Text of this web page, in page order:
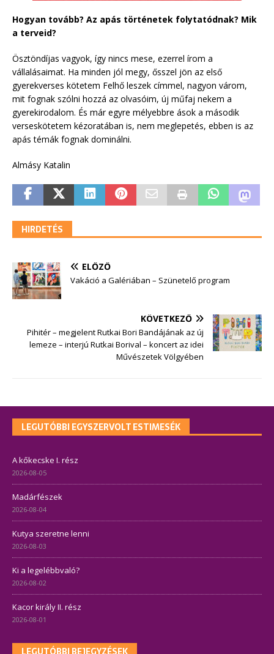
Hogyan tovább? Az apás történetek folytatódnak? Mik
a terveid?
Ösztöndíjas vagyok, így nincs mese, ezerrel írom a
vállalásaimat. Ha minden jól megy, ősszel jön az első
gyerekverses kötetem Felhő leszek címmel, nagyon várom,
mit fognak szólni hozzá az olvasóim, új műfaj nekem a
gyerekirodalom. És már egyre mélyebbre ások a második
verseskötetem kézoratában is, nem meglepetés, ebben is az
apás témák fognak dominálni.
Almásy Katalin
HIRDETÉS
ELŐZŐ
Vakáció a Galériában – Szünetelő program
KÖVETKEZŐ
Pihitér – megjelent Rutkai Bori Bandájának az új
lemeze – interjú Rutkai Borival – koncert az idei
Művészetek Völgyében
LEGUTÓBBI EGYSZERVOLT ESTIMESÉK
A kőkecske I. rész
2026-08-05
Madárfészek
2026-08-04
Kutya szeretne lenni
2026-08-03
Ki a legelébbvaló?
2026-08-02
Kacor király II. rész
2026-08-01